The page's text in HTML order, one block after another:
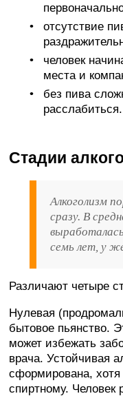
отсутствие
человек
места и
без пива
расслабиться.
Стадии
Алкоголизм
сразу. В
семь лет, у
Различают четыре
Нулевая
бытовое пьянство.
может избежать
врача. Устойчивая
сформирована, хотя
спиртному. Человек